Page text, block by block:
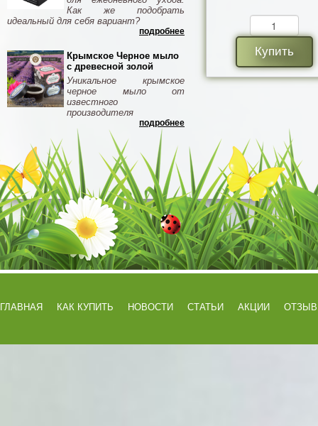
Как же подобрать
идеальный для себя вариант?
подробнее
Крымское Черное мыло
с древесной золой
Уникальное крымское
черное мыло от
известного
производителя
подробнее
Купить
ГЛАВНАЯ КАК КУПИТЬ НОВОСТИ СТАТЬИ АКЦИИ